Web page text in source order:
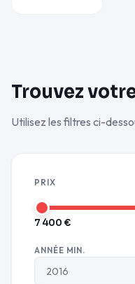
Trouvez
Utilisez les filtres ci-
PRIX
7 400 €
ANNÉE MIN.